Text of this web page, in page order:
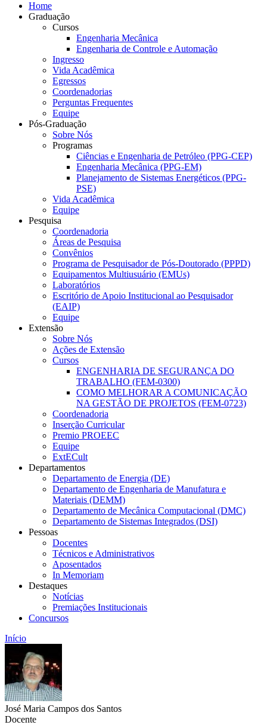
Home
Graduação
Cursos
Engenharia Mecânica
Engenharia de Controle e Automação
Ingresso
Vida Acadêmica
Egressos
Coordenadorias
Perguntas Frequentes
Equipe
Pós-Graduação
Sobre Nós
Programas
Ciências e Engenharia de Petróleo (PPG-CEP)
Engenharia Mecânica (PPG-EM)
Planejamento de Sistemas Energéticos (PPG-
PSE)
Vida Acadêmica
Equipe
Pesquisa
Coordenadoria
Áreas de Pesquisa
Convênios
Programa de Pesquisador de Pós-Doutorado (PPPD)
Equipamentos Multiusuário (EMUs)
Laboratórios
Escritório de Apoio Institucional ao Pesquisador
(EAIP)
Equipe
Extensão
Sobre Nós
Ações de Extensão
Cursos
ENGENHARIA DE SEGURANÇA DO
TRABALHO (FEM-0300)
COMO MELHORAR A COMUNICAÇÃO
NA GESTÃO DE PROJETOS (FEM-0723)
Coordenadoria
Inserção Curricular
Premio PROEEC
Equipe
ExtECult
Departamentos
Departamento de Energia (DE)
Departamento de Engenharia de Manufatura e
Materiais (DEMM)
Departamento de Mecânica Computacional (DMC)
Departamento de Sistemas Integrados (DSI)
Pessoas
Docentes
Técnicos e Administrativos
Aposentados
In Memoriam
Destaques
Notícias
Premiações Institucionais
Concursos
Início
José Maria Campos dos Santos
Docente